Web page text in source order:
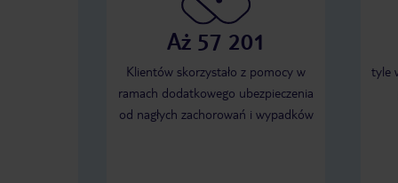
Aż 57 201
Klientów skorzystało z pomocy w
ramach dodatkowego ubezpieczenia
od nagłych zachorowań i wypadków
tyle